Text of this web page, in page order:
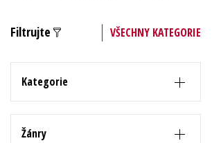
ASTERIX S DÁRKEM
🎁DÁRKOVÉ PUBLIKACE
VŠECHNY KATEGORIE
Filtrujte
Kategorie
Žánry